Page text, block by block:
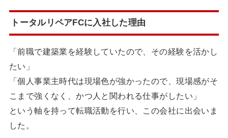
トータルリペアFCに入社した理由
「前職で建築業を経験していたので、その経験を活かし
たい」
「個人事業主時代は現場色が強かったので、現場感がそ
こまで強くなく、かつ人と関われる仕事がしたい」
という軸を持って転職活動を行い、この会社に出会いま
した。